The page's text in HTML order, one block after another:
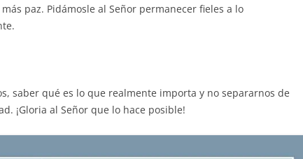
paz. Pidámosle al Señor permanecer fieles a lo
saber qué es lo que realmente importa y no separarnos de
¡Gloria al Señor que lo hace posible!